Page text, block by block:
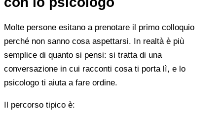
Molte persone esitano a prenotare il primo colloquio
perché non sanno cosa aspettarsi. In realtà è più
semplice di quanto si pensi: si tratta di una
conversazione in cui racconti cosa ti porta lì, e lo
psicologo ti aiuta a fare ordine.
Il percorso tipico è: